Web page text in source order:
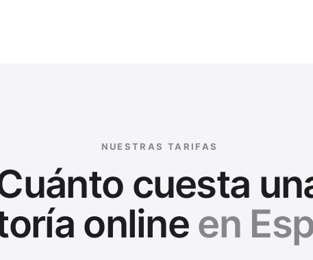
NUESTRAS TARIFAS
cuesta
online en